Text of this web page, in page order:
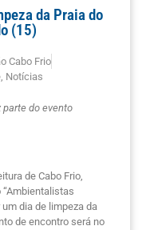
da Praia do
(15)
Cabo Frio
Notícias
do evento
de Cabo Frio,
dia de limpeza da
de encontro será no